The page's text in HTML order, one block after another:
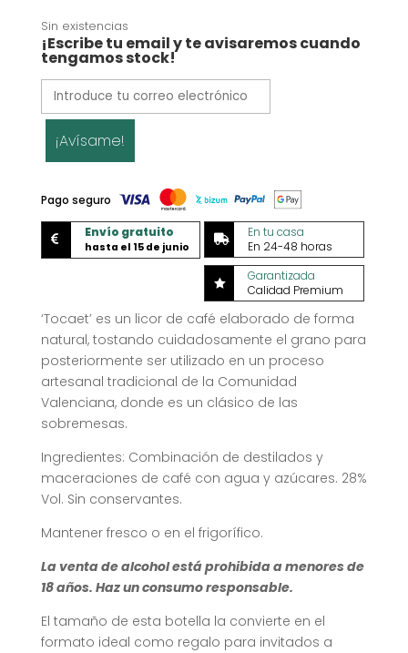
Sin existencias
¡Escribe tu email y te avisaremos cuando
tengamos stock!
¡Avísame!
Pago seguro
 Envío gratuito
hasta el 15 de junio

En tu casa
En 24-48 horas

Garantizada
Calidad Premium
‘Tocaet’ es un licor de café elaborado de forma
natural, tostando cuidadosamente el grano para
posteriormente ser utilizado en un proceso
artesanal tradicional de la Comunidad
Valenciana, donde es un clásico de las
sobremesas.
Ingredientes: Combinación de destilados y
maceraciones de café con agua y azúcares. 28%
Vol. Sin conservantes.
Mantener fresco o en el frigorífico.
La venta de alcohol está prohibida a menores de
18 años. Haz un consumo responsable.
El tamaño de esta botella la convierte en el
formato ideal como regalo para invitados a